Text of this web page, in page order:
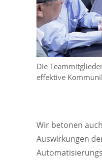
Die
effektive
Wir betonen
Auswirkungen